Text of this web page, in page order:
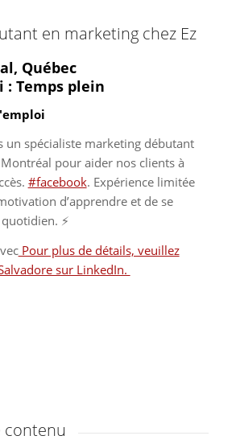
en marketing chez Ez
Québec
: Temps plein
un spécialiste marketing débutant
pour aider nos clients à
#facebook. Expérience limitée
d’apprendre et de se
⚡️
Pour plus de détails, veuillez
sur LinkedIn.
contenu